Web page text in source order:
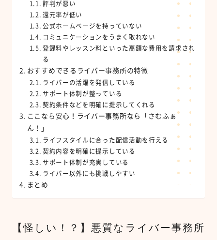
評判が悪い
還元率が低い
公式ホームページを持っていない
コミュニケーションをうまく取れない
登録料やレッスン料といった高額な費用を請求され
る
おすすめできるライバー事務所の特徴
ライバーの活躍を発信している
サポート体制が整っている
契約条件などを明確に提示してくれる
ここなら安心！ライバー事務所なら「さむふぁ
ん！」
ライフスタイルに合った配信活動を行える
契約内容を明確に提示している
サポート体制が充実している
ライバー以外にも挑戦しやすい
まとめ
【怪しい！？】悪質なライバー事務所